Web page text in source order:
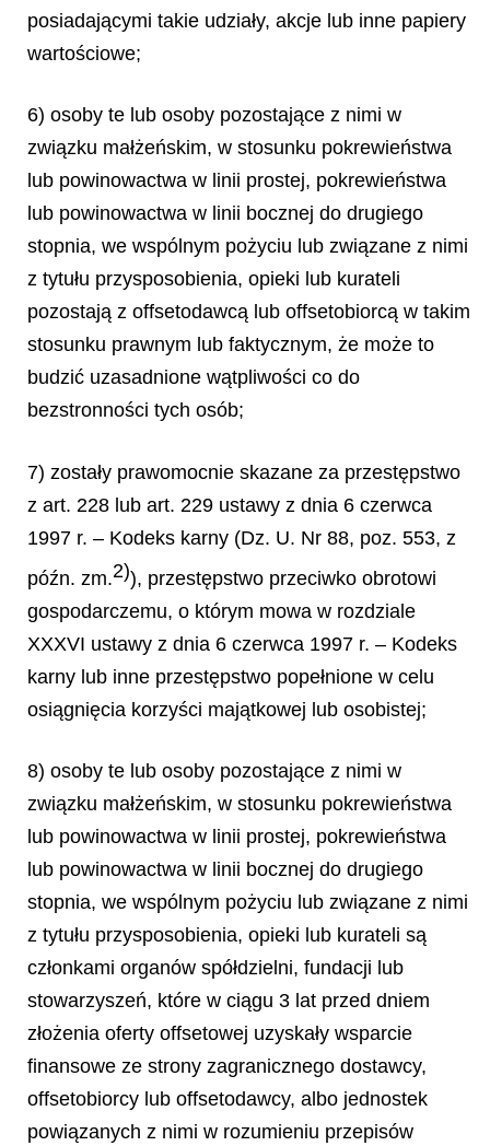
posiadającymi takie udziały, akcje lub inne papiery
wartościowe;
6) osoby te lub osoby pozostające z nimi w
związku małżeńskim, w stosunku pokrewieństwa
lub powinowactwa w linii prostej, pokrewieństwa
lub powinowactwa w linii bocznej do drugiego
stopnia, we wspólnym pożyciu lub związane z nimi
z tytułu przysposobienia, opieki lub kurateli
pozostają z offsetodawcą lub offsetobiorcą w takim
stosunku prawnym lub faktycznym, że może to
budzić uzasadnione wątpliwości co do
bezstronności tych osób;
7) zostały prawomocnie skazane za przestępstwo
z art. 228 lub art. 229 ustawy z dnia 6 czerwca
1997 r. – Kodeks karny (Dz. U. Nr 88, poz. 553, z
późn. zm.2)), przestępstwo przeciwko obrotowi
gospodarczemu, o którym mowa w rozdziale
XXXVI ustawy z dnia 6 czerwca 1997 r. – Kodeks
karny lub inne przestępstwo popełnione w celu
osiągnięcia korzyści majątkowej lub osobistej;
8) osoby te lub osoby pozostające z nimi w
związku małżeńskim, w stosunku pokrewieństwa
lub powinowactwa w linii prostej, pokrewieństwa
lub powinowactwa w linii bocznej do drugiego
stopnia, we wspólnym pożyciu lub związane z nimi
z tytułu przysposobienia, opieki lub kurateli są
członkami organów spółdzielni, fundacji lub
stowarzyszeń, które w ciągu 3 lat przed dniem
złożenia oferty offsetowej uzyskały wsparcie
finansowe ze strony zagranicznego dostawcy,
offsetobiorcy lub offsetodawcy, albo jednostek
powiązanych z nimi w rozumieniu przepisów